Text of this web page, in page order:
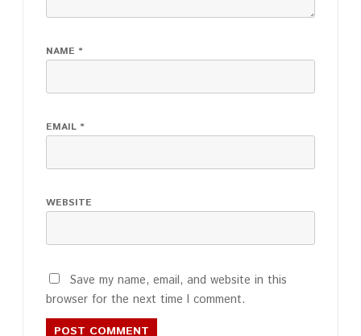
NAME *
EMAIL *
WEBSITE
Save my name, email, and website in this
browser for the next time I comment.